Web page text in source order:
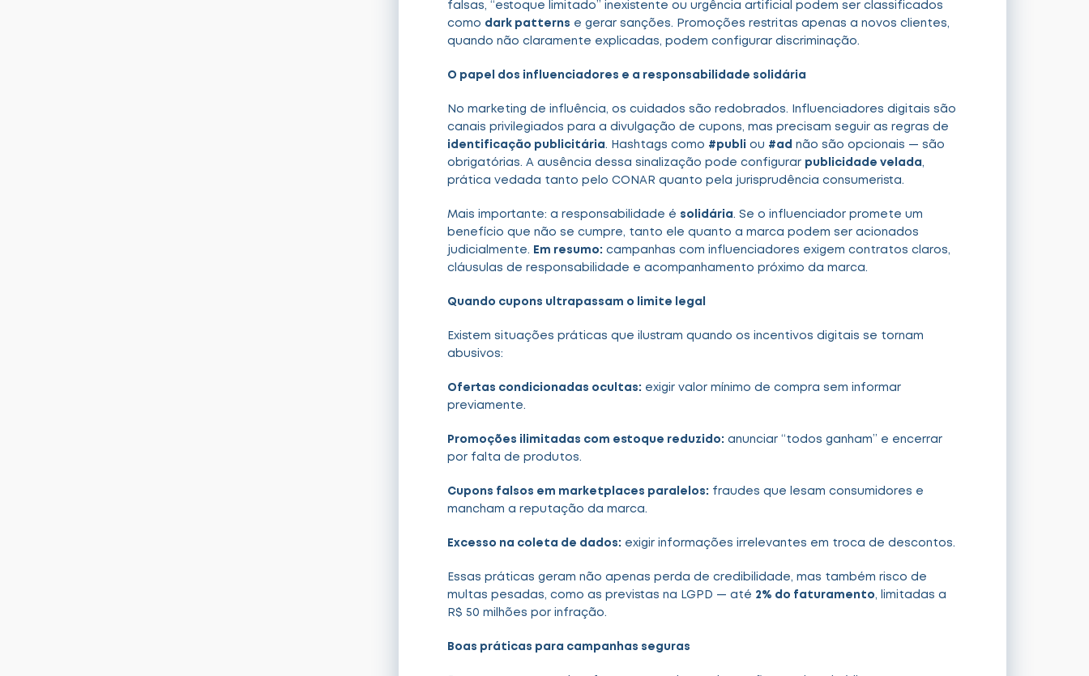
falsas, “estoque limitado” inexistente ou urgência artificial podem ser classificados
como dark patterns e gerar sanções. Promoções restritas apenas a novos clientes,
quando não claramente explicadas, podem configurar discriminação.
O papel dos influenciadores e a responsabilidade solidária
No marketing de influência, os cuidados são redobrados. Influenciadores digitais são
canais privilegiados para a divulgação de cupons, mas precisam seguir as regras de
identificação publicitária . Hashtags como #publi ou #ad
não são opcionais — são
obrigatórias. A ausência dessa sinalização pode configurar publicidade velada ,
prática vedada tanto pelo CONAR quanto pela jurisprudência consumerista.
Mais importante: a responsabilidade é solidária . Se o influenciador promete um
benefício que não se cumpre, tanto ele quanto a marca podem ser acionados
judicialmente.
Em resumo: campanhas com influenciadores exigem contratos claros,
cláusulas de responsabilidade e acompanhamento próximo da marca.
Quando cupons ultrapassam o limite legal
Existem situações práticas que ilustram quando os incentivos digitais se tornam
abusivos:
Ofertas condicionadas ocultas: exigir valor mínimo de compra sem informar
previamente.
Promoções ilimitadas com estoque reduzido: anunciar “todos ganham” e encerrar
por falta de produtos.
Cupons falsos em marketplaces paralelos: fraudes que lesam consumidores e
mancham a reputação da marca.
Excesso na coleta de dados: exigir informações irrelevantes em troca de descontos.
Essas práticas geram não apenas perda de credibilidade, mas também risco de
multas pesadas, como as previstas na LGPD — até 2% do faturamento, limitadas a
R$ 50 milhões por infração.
Boas práticas para campanhas seguras